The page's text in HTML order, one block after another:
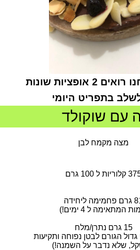
שונות
בתפריט היומי
עם שוקולד
מצה מקמח לבן
ל 100 גרם
ליחידה
המתאימה ל 4 ימים!)
15 גרם נתרן/מלח
גדול הגורם לבטן נפוחה ותקיעות
שלא נדבר על השמנה!)